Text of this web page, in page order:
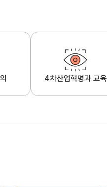
4차산업혁명과 교육